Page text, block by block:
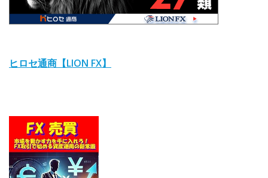
ヒロセ通商【LION FX】